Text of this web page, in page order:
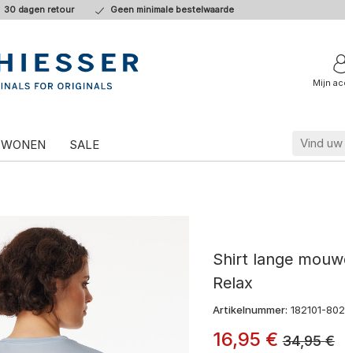
30 dagen retour Geen minimale bestelwaarde
Mijn
WONEN SALE
Shirt lange
Relax
Artikelnummer: 182101-802
16,95 €34,95 €